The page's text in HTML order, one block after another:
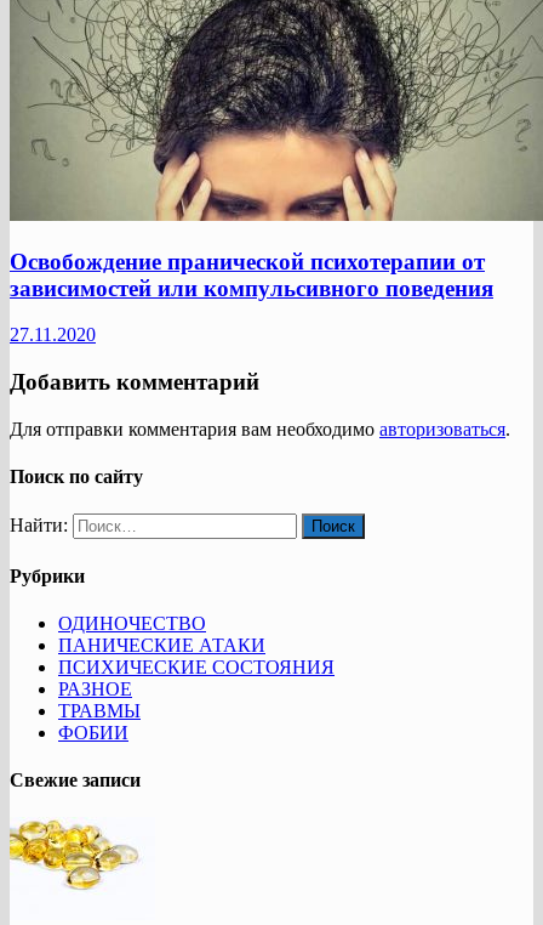
Освобождение пранической психотерапии от
зависимостей или компульсивного поведения
27.11.2020
Добавить комментарий
Для отправки комментария вам необходимо авторизоваться.
Поиск по сайту
Найти:
Рубрики
ОДИНОЧЕСТВО
ПАНИЧЕСКИЕ АТАКИ
ПСИХИЧЕСКИЕ СОСТОЯНИЯ
РАЗНОЕ
ТРАВМЫ
ФОБИИ
Свежие записи